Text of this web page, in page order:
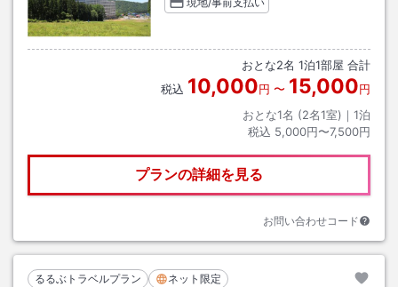
おとな2名 1泊1部屋 合計
税込 10,000円 〜 15,000円
おとな1名 (2名1室)｜ 1泊
税込 5,000円〜7,500円
プランの詳細を見る
お問い合わせコード
るるぶトラベルプラン ネット限定